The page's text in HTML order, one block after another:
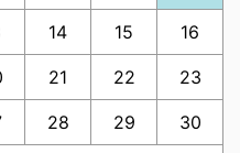
14 15 16
21 22 23
28 29 30